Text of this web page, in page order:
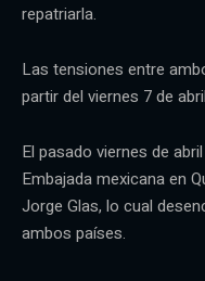
repatriarla.
Las tensiones entre
partir del viernes 7 de abril
El pasado viernes de
Embajada mexicana en
Jorge Glas, lo cual
ambos países.